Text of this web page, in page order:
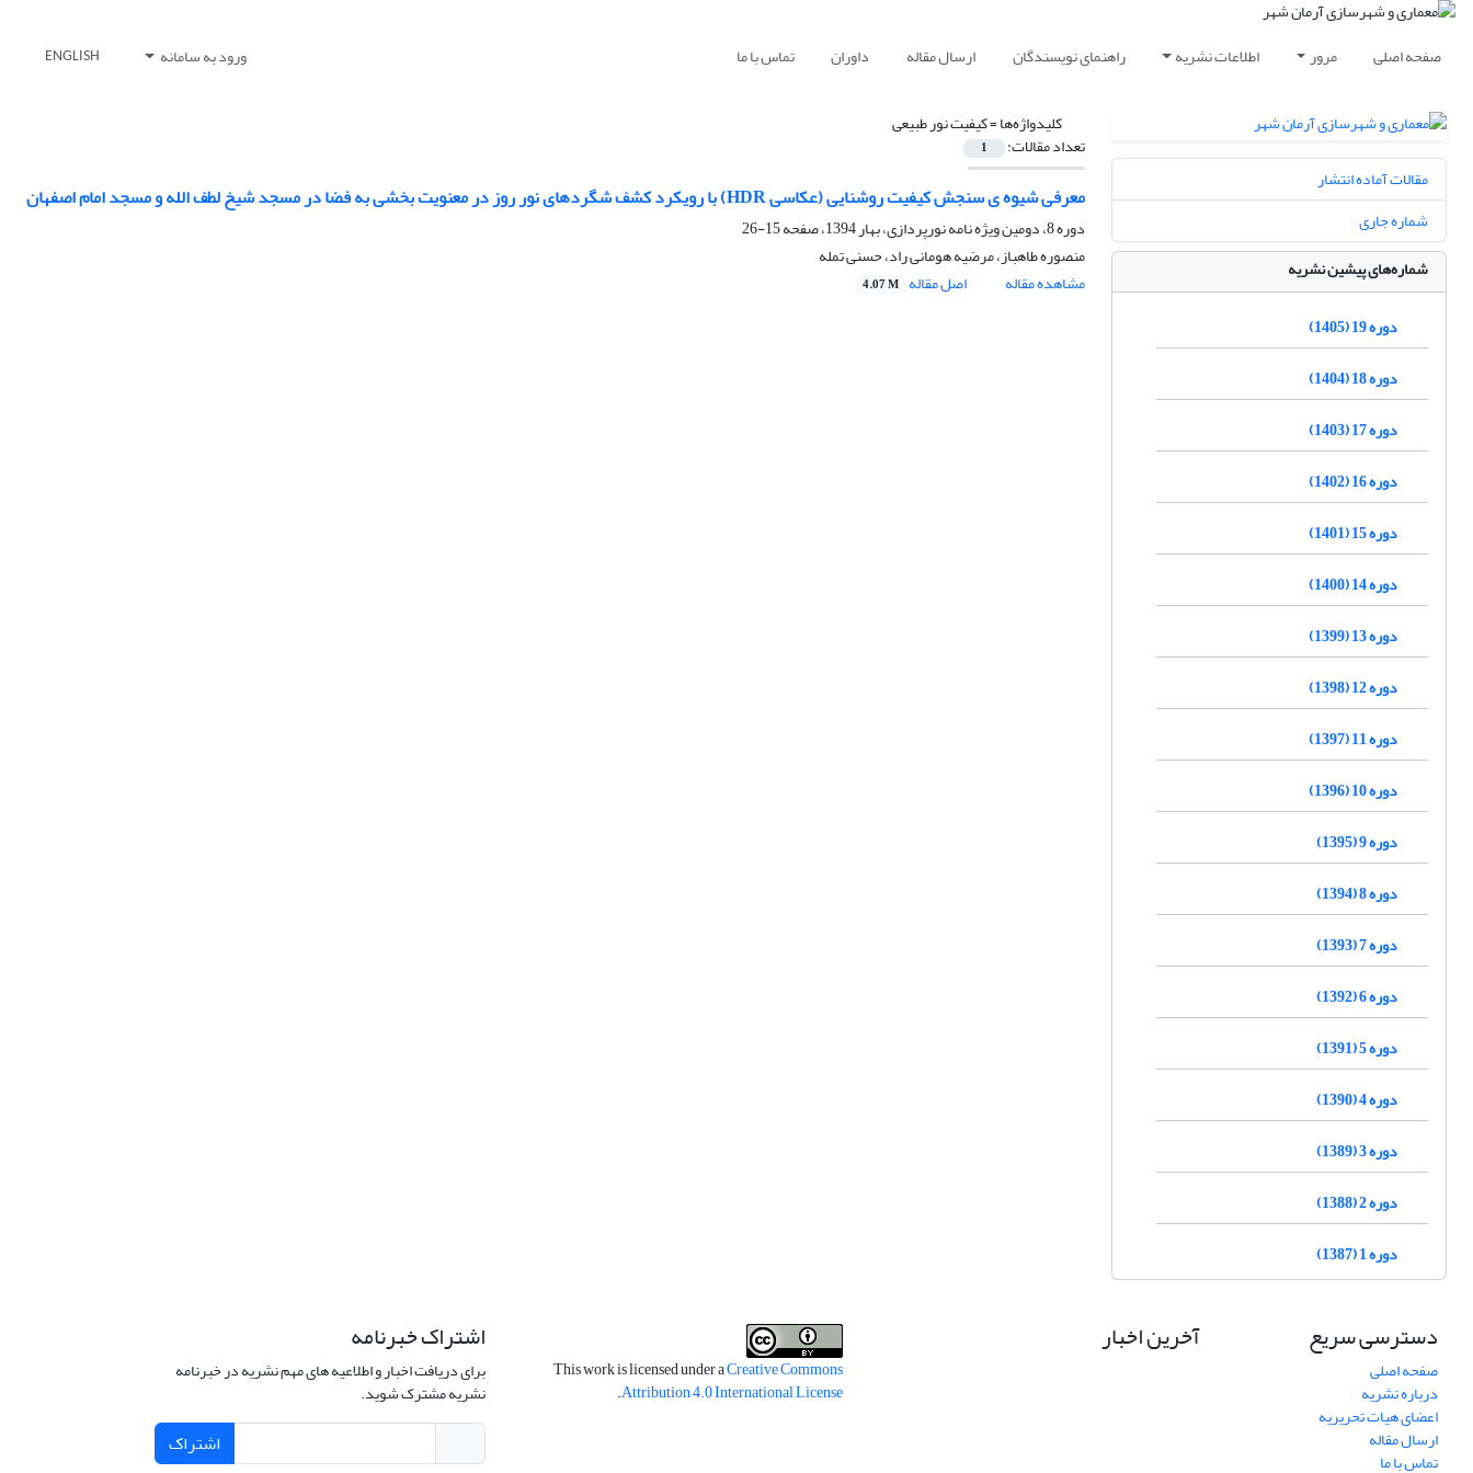
صفحه اصلی مرور اطلاعات نشریه راهنمای نویسندگان ارسال مقاله داوران تماس با ما ورود به سامانه ENGLISH
کلیدواژه‌ها =کیفیت نور طبیعی
تعداد مقالات: 1
معرفی شیوه ی سنجش کیفیت روشنایی (عکاسی HDR) با رویکرد کشف شگردهای نور روز در معنویت بخشی به فضا در مسجد شیخ لطف الله و مسجد امام اصفهان
دوره 8، دومین ویژه نامه نورپردازی، بهار 1394، صفحه
15-26
منصوره طاهباز، مرضیه هومانی راد، حسنی تمله
مشاهده مقاله
اصل مقاله 4.07 M
مقالات آماده انتشار
شماره جاری
شماره‌های پیشین نشریه
دوره 19 (1405)
دوره 18 (1404)
دوره 17 (1403)
دوره 16 (1402)
دوره 15 (1401)
دوره 14 (1400)
دوره 13 (1399)
دوره 12 (1398)
دوره 11 (1397)
دوره 10 (1396)
دوره 9 (1395)
دوره 8 (1394)
دوره 7 (1393)
دوره 6 (1392)
دوره 5 (1391)
دوره 4 (1390)
دوره 3 (1389)
دوره 2 (1388)
دوره 1 (1387)
دسترسی سریع
صفحه اصلی
درباره نشریه
اعضای هیات تحریریه
ارسال مقاله
تماس با ما
آخرین اخبار
This work is licensed under aCreative Commons
Attribution 4.0 International License
.
اشتراک خبرنامه
برای دریافت اخبار و اطلاعیه های مهم نشریه در خبرنامه
نشریه مشترک شوید.
اشتراک